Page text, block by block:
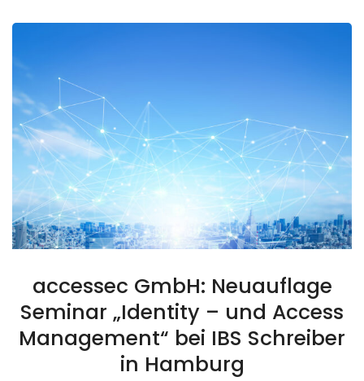
accessec GmbH: Neuauflage
Seminar „Identity – und Access
Management“ bei IBS Schreiber
in Hamburg